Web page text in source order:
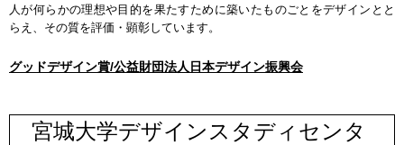
人が何らかの理想や目的を果たすために築いたものごとをデザインとと
らえ、その質を評価・顕彰しています。
グッドデザイン賞/公益財団法人日本デザイン振興会
宮城大学デザインスタディセンタ